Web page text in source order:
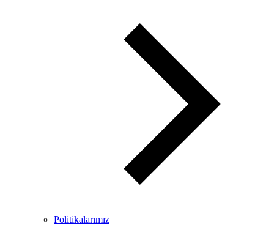
Politikalarımız